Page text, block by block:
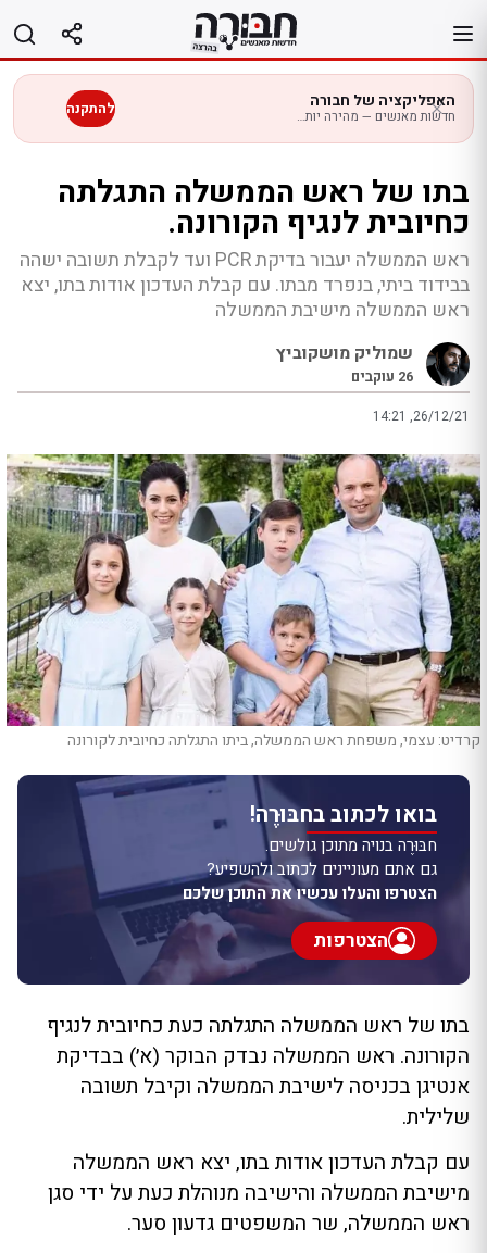
לתוכן
האפליקציה של חבורה
חדשות מאנשים — מהירה יותר בנייד להתקנה
בתו של ראש הממשלה התגלתה
כחיובית לנגיף הקורונה.
ראש הממשלה יעבור בדיקת PCR ועד לקבלת תשובה ישהה
בבידוד ביתי, בנפרד מבתו. עם קבלת העדכון אודות בתו, יצא
ראש הממשלה מישיבת הממשלה
שמוליק מושקוביץ
26 עוקבים
14:21 ,26/12/21
קרדיט: עצמי, משפחת ראש הממשלה, ביתו התגלתה כחיובית לקורונה
בואו לכתוב בחבּוּרֶה!
חבּוּרֶה בנויה מתוכן גולשים.
גם אתם מעוניינים לכתוב ולהשפיע?
הצטרפו והעלו עכשיו את התוכן שלכם
הצטרפות
בתו של ראש הממשלה התגלתה כעת כחיובית לנגיף
הקורונה. ראש הממשלה נבדק הבוקר (א׳) בבדיקת
אנטיגן בכניסה לישיבת הממשלה וקיבל תשובה
שלילית.
עם קבלת העדכון אודות בתו, יצא ראש הממשלה
מישיבת הממשלה והישיבה מנוהלת כעת על ידי סגן
ראש הממשלה, שר המשפטים גדעון סער.